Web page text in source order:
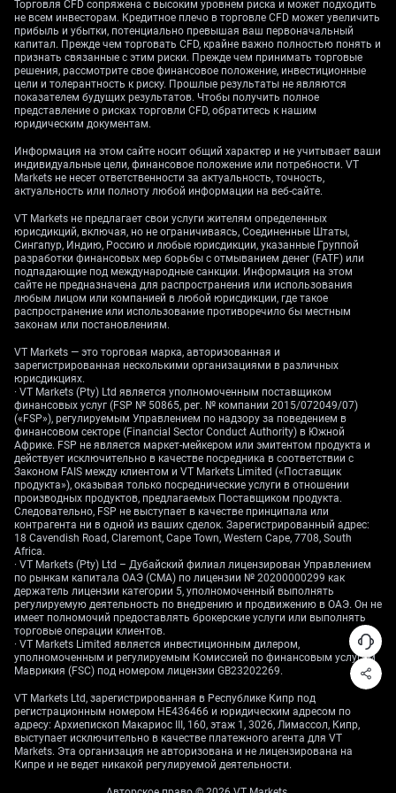
Мы внимательно следим за устойчивой обратной
связью между индексом доллара (DXY) и золотом.
Исторические данные CME Group показывают, что
корреляция часто находится около -0,5 — то есть
инструменты обычно движутся в противоположных
направлениях. Последние отчёты Commitment of
фьючерсами США (CFTC) — это статистика по
позициям крупных участников на фьючерсном
рынке — указывали, что крупные спекулянты уже
сокращали чистую длинную позицию по
фьючерсам на золото (когда покупок больше, чем
продаж) ещё до эскалации. Это повышает
вероятность дальнейшего снижения золота.
Волатильность, нефть и
настрой на инфляцию
Рост неопределённости привёл к увеличению
подразумеваемой волатильности золота
(ожидаемые рынком будущие колебания цены,
«встроенные» в стоимость опционов): индекс
волатильности золота CBOE (GVZ) поднялся до 18,5
— максимума за несколько недель. Это, на наш
взгляд, открывает возможность для работы с
деривативами (производные инструменты, такие
как опционы и фьючерсы): покупка put-опционов на
золото (опцион на продажу, который приносит
выгоду при падении цены) со страйком (ценой
исполнения) вблизи 200‑дневной скользящей
средней около $4 387. Такая стратегия
ограничивает риск заранее и может помочь
заработать, если доллар продолжит расти, а золото
Торговля CFD сопряжена с высоким уровнем риска и может подходить
не всем инвесторам. Кредитное плечо в торговле CFD может увеличить
прибыль и убытки, потенциально превышая ваш первоначальный
капитал. Прежде чем торговать CFD, крайне важно полностью понять и
признать связанные с этим риски. Прежде чем принимать торговые
решения, рассмотрите свое финансовое положение, инвестиционные
цели и толерантность к риску. Прошлые результаты не являются
показателем будущих результатов. Чтобы получить полное
представление о рисках торговли CFD, обратитесь к нашим
юридическим документам.
Информация на этом сайте носит общий характер и не учитывает ваши
индивидуальные цели, финансовое положение или потребности. VT
Markets не несет ответственности за актуальность, точность,
актуальность или полноту любой информации на веб-сайте.
VT Markets не предлагает свои услуги жителям определенных
юрисдикций, включая, но не ограничиваясь, Соединенные Штаты,
Сингапур, Индию, Россию и любые юрисдикции, указанные Группой
разработки финансовых мер борьбы с отмыванием денег (FATF) или
подпадающие под международные санкции. Информация на этом
сайте не предназначена для распространения или использования
любым лицом или компанией в любой юрисдикции, где такое
распространение или использование противоречило бы местным
законам или постановлениям.
VT Markets — это торговая марка, авторизованная и
зарегистрированная несколькими организациями в различных
юрисдикциях.
· VT Markets (Pty) Ltd является уполномоченным поставщиком
финансовых услуг (FSP № 50865, рег. № компании 2015/072049/07)
(«FSP»), регулируемым Управлением по надзору за поведением в
финансовом секторе (Financial Sector Conduct Authority) в Южной
Африке. FSP не является маркет-мейкером или эмитентом продукта и
действует исключительно в качестве посредника в соответствии с
Законом FAIS между клиентом и VT Markets Limited («Поставщик
продукта»), оказывая только посреднические услуги в отношении
производных продуктов, предлагаемых Поставщиком продукта.
Следовательно, FSP не выступает в качестве принципала или
контрагента ни в одной из ваших сделок. Зарегистрированный адрес:
18 Cavendish Road, Claremont, Cape Town, Western Cape, 7708, South
Africa.
· VT Markets (Pty) Ltd – Дубайский филиал лицензирован Управлением
по рынкам капитала ОАЭ (CMA) по лицензии № 20200000299 как
держатель лицензии категории 5, уполномоченный выполнять
регулируемую деятельность по внедрению и продвижению в ОАЭ. Он не
имеет полномочий предоставлять брокерские услуги или выполнять
торговые операции клиентов.
· VT Markets Limited является инвестиционным дилером,
уполномоченным и регулируемым Комиссией по финансовым услугам
Маврикия (FSC) под номером лицензии GB23202269.
VT Markets Ltd, зарегистрированная в Республике Кипр под
регистрационным номером HE436466 и юридическим адресом по
адресу: Архиепископ Макариос III, 160, этаж 1, 3026, Лимассол, Кипр,
выступает исключительно в качестве платежного агента для VT
Markets. Эта организация не авторизована и не лицензирована на
Кипре и не ведет никакой регулируемой деятельности.